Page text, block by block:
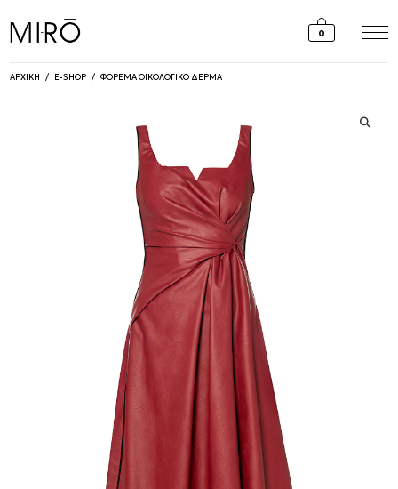
0
ΑΡΧΙΚΗ / E-SHOP / ΦΟΡΕΜΑ ΟΙΚΟΛΟΓΙΚΟ ΔΕΡΜΑ